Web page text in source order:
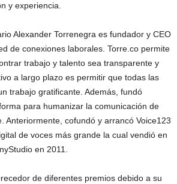
y experiencia.
Alexander Torrenegra es fundador y CEO
de conexiones laborales. Torre.co permite
trabajo y talento sea transparente y
a largo plazo es permitir que todas las
trabajo gratificante. Además, fundó
para humanizar la comunicación de
Anteriormente, cofundó y arrancó Voice123
de voces más grande la cual vendió en
en 2011.
de diferentes premios debido a su